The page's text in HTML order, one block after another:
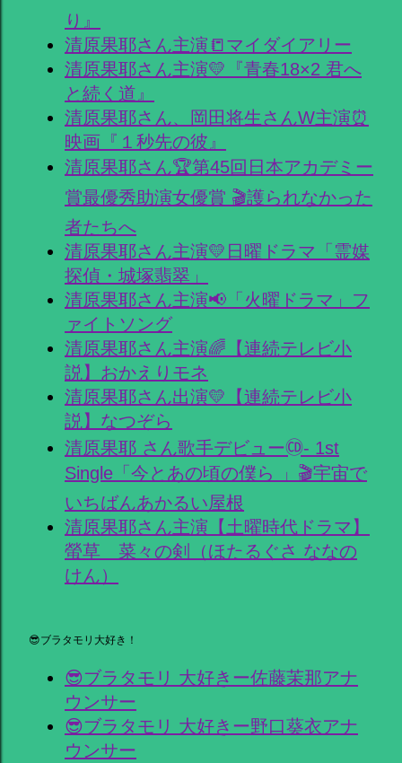
り』
清原果耶さん主演📒マイダイアリー
清原果耶さん主演💛『青春18×2 君へ
と続く道』
清原果耶さん、岡田将生さんW主演⏰
映画『１秒先の彼』
清原果耶さん🏆第45回日本アカデミー
賞最優秀助演女優賞 🎬護られなかった
者たちへ
清原果耶さん主演💛日曜ドラマ「霊媒
探偵・城塚翡翠」
清原果耶さん主演📢「火曜ドラマ」フ
ァイトソング
清原果耶さん主演🌈【連続テレビ小
説】おかえりモネ
清原果耶さん出演💛【連続テレビ小
説】なつぞら
清原果耶 さん歌手デビュー🄭- 1st
Single「今とあの頃の僕ら 」🎬宇宙で
いちばんあかるい屋根
清原果耶さん主演【土曜時代ドラマ】
螢草 菜々の剣（ほたるぐさ ななの
けん）
😎ブラタモリ大好き！
😎ブラタモリ 大好きー佐藤茉那アナ
ウンサー
😎ブラタモリ 大好きー野口葵衣アナ
ウンサー